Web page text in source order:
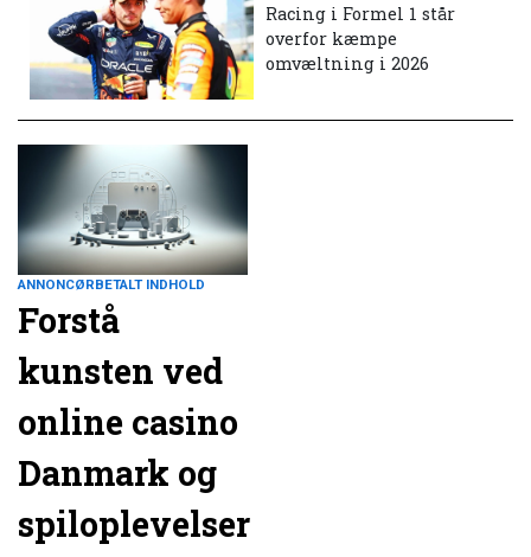
Racing i Formel 1 står
overfor kæmpe
omvæltning i 2026
ANNONCØRBETALT INDHOLD
Forstå
kunsten ved
online casino
Danmark og
spiloplevelser